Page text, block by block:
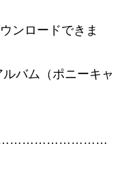
ンロードできま
バム（ポニーキャ